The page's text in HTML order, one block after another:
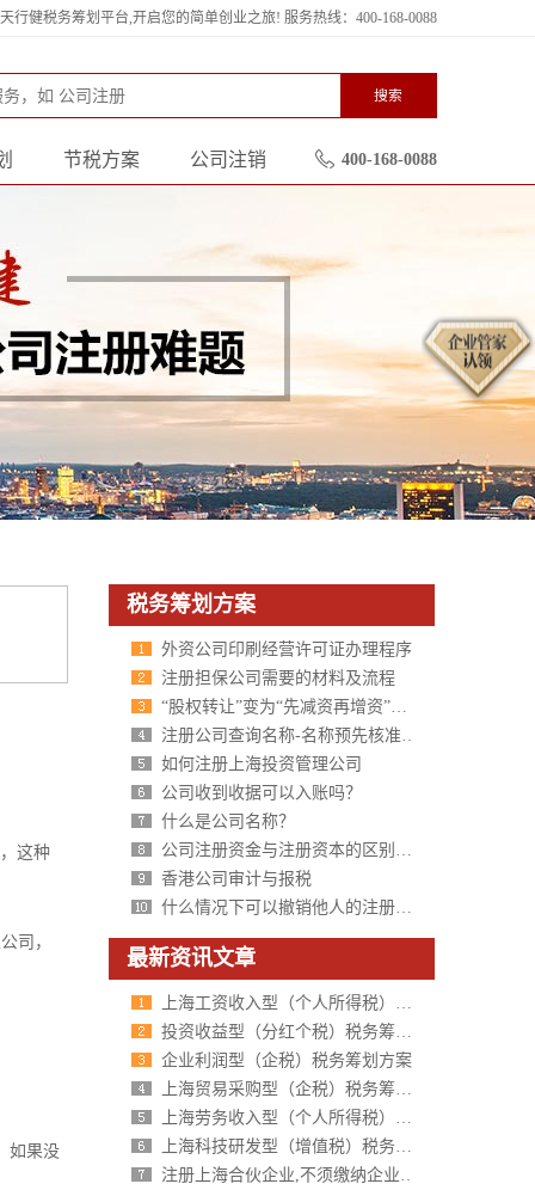
行健税务筹划平台,开启您的简单创业之旅! 服务热线：400-168-0088
搜索
400-168-0088
公司注销
节税方案
这种
司，
如果没
税务筹划方案
外资公司印刷经营许可证办理程序
注册担保公司需要的材料及流程
“股权转让”变为“先减资再增资”可节税
注册公司查询名称-名称预先核准需要提交的材料及规范要求
如何注册上海投资管理公司
公司收到收据可以入账吗？
什么是公司名称？
公司注册资金与注册资本的区别在哪里？
香港公司审计与报税
什么情况下可以撤销他人的注册商标？
最新资讯文章
上海工资收入型（个人所得税）税务筹划方案
投资收益型（分红个税）税务筹划方案
企业利润型（企税）税务筹划方案
上海贸易采购型（企税）税务筹划方案
上海劳务收入型（个人所得税）税务筹划方案
上海科技研发型（增值税）税务筹划方案
注册上海合伙企业,不须缴纳企业所得税,个人所得税核定征收